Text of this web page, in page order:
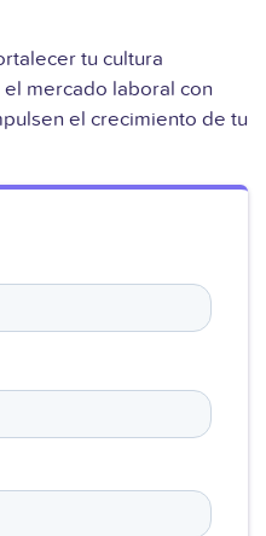
tu cultura
mercado laboral con
el crecimiento de tu